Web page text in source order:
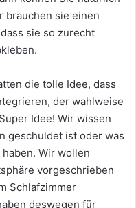
brauchen sie einen
sie so zurecht
die tolle Idee, dass
der wahlweise
Idee! Wir wissen
geschuldet ist oder was
Wir wollen
vorgeschrieben
Schlafzimmer
deswegen für